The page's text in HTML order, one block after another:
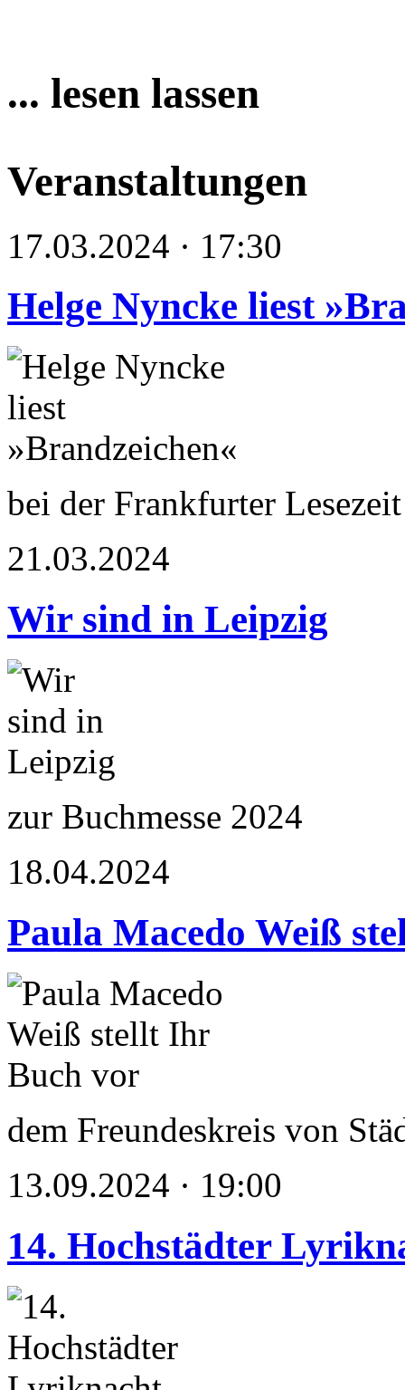
... lesen lassen
Veranstaltungen
17.03.2024 · 17:30
Helge Nyncke liest
bei der Frankfurter
21.03.2024
Wir sind in Leipzig
zur Buchmesse 2024
18.04.2024
Paula Macedo Weiß
dem Freundeskreis von
13.09.2024 · 19:00
14. Hochstädter